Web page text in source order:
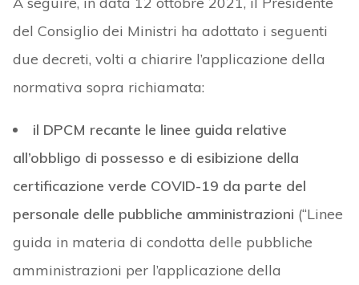
del Consiglio dei Ministri ha adottato i seguenti
due decreti, volti a chiarire l’applicazione della
normativa sopra richiamata:
il DPCM recante le linee guida relative
all’obbligo di possesso e di esibizione della
certificazione verde COVID-19 da parte del
personale delle pubbliche amministrazioni (“Linee
guida in materia di condotta delle pubbliche
amministrazioni per l’applicazione della